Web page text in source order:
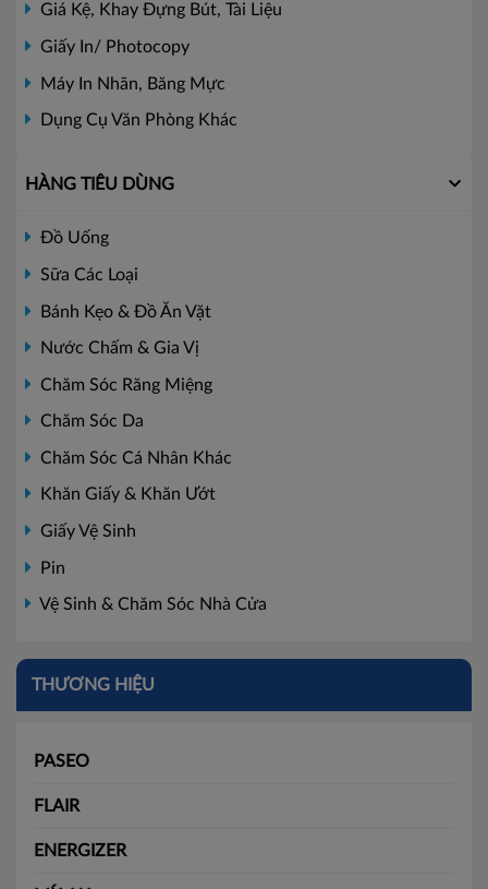
Giá Kệ, Khay Đựng Bút, Tài Liệu
Giấy In/ Photocopy
Máy In Nhãn, Băng Mực
Dụng Cụ Văn Phòng Khác
HÀNG TIÊU DÙNG
Đồ Uống
Sữa Các Loại
Bánh Kẹo & Đồ Ăn Vặt
Nước Chấm & Gia Vị
Chăm Sóc Răng Miệng
Chăm Sóc Da
Chăm Sóc Cá Nhân Khác
Khăn Giấy & Khăn Ướt
Giấy Vệ Sinh
Pin
Vệ Sinh & Chăm Sóc Nhà Cửa
THƯƠNG HIỆU
PASEO
FLAIR
ENERGIZER